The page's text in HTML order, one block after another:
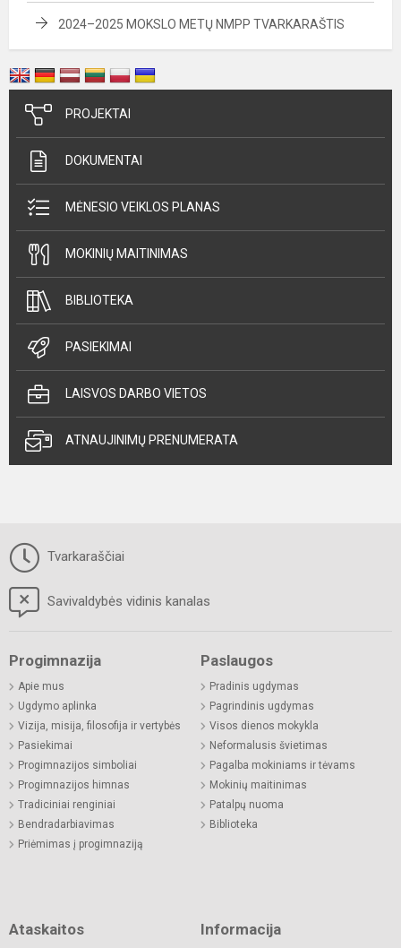
2024–2025 MOKSLO METŲ NMPP TVARKARAŠTIS
PROJEKTAI
DOKUMENTAI
MĖNESIO VEIKLOS PLANAS
MOKINIŲ MAITINIMAS
BIBLIOTEKA
PASIEKIMAI
LAISVOS DARBO VIETOS
ATNAUJINIMŲ PRENUMERATA
Tvarkaraščiai
Savivaldybės vidinis kanalas
Progimnazija
Apie mus
Ugdymo aplinka
Vizija, misija, filosofija ir vertybės
Pasiekimai
Progimnazijos simboliai
Progimnazijos himnas
Tradiciniai renginiai
Bendradarbiavimas
Priėmimas į progimnaziją
Paslaugos
Pradinis ugdymas
Pagrindinis ugdymas
Visos dienos mokykla
Neformalusis švietimas
Pagalba mokiniams ir tėvams
Mokinių maitinimas
Patalpų nuoma
Biblioteka
Ataskaitos Informacija